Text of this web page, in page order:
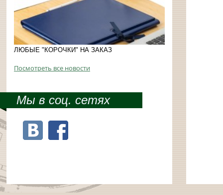
ЛЮБЫЕ "КОРОЧКИ" НА ЗАКАЗ
Посмотреть все новости
Мы в соц. сетях